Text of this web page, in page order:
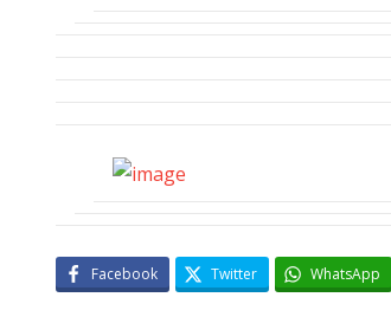
Facebook Twitter WhatsApp